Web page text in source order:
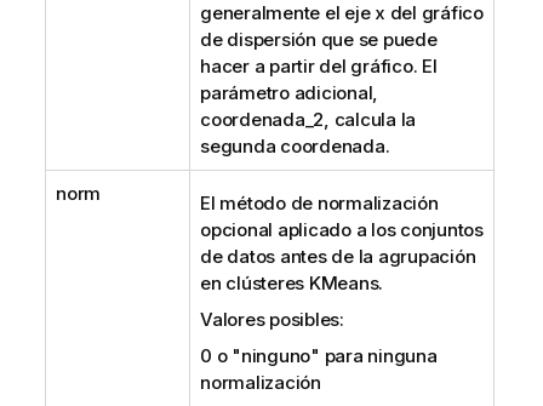
generalmente el eje x del gráfico
de dispersión que se puede
hacer a partir del gráfico. El
parámetro adicional,
coordenada_2, calcula la
segunda coordenada.
norm
El método de normalización
opcional aplicado a los conjuntos
de datos antes de la agrupación
en clústeres KMeans.
Valores posibles:
0 o "ninguno" para ninguna
normalización